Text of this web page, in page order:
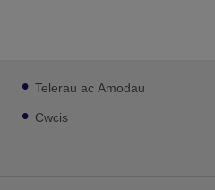
Telerau ac Amodau
Cwcis